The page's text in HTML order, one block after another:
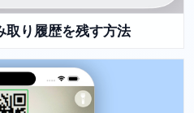
り履歴を残す方法